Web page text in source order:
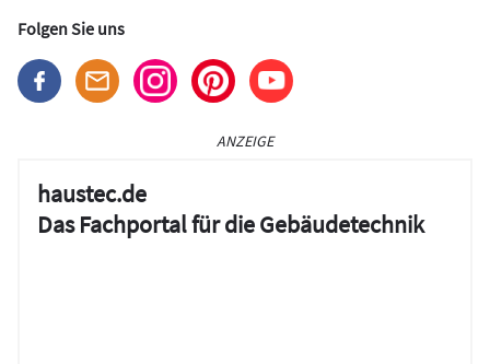
Folgen Sie uns
ANZEIGE
haustec.de
Das Fachportal für die Gebäudetechnik